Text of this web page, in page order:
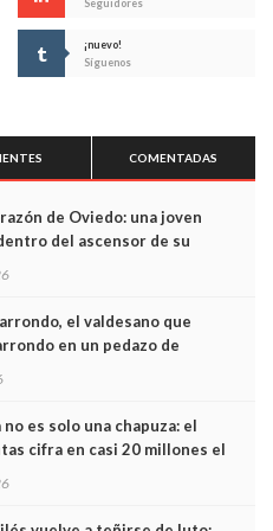
Seguidores
¡nuevo!
Síguenos
COMENTADAS
de Oviedo: una joven
del ascensor de su
captan sus últimos minutos
el valdesano que
en un pedazo de
no es solo una chapuza: el
cifra en casi 20 millones el
trenes que no cabían por los